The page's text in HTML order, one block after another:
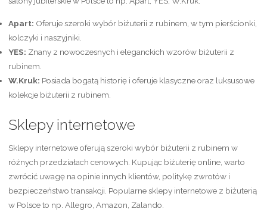
Apart: Oferuje szeroki wybór biżuterii z rubinem, w tym pierścionki,
kolczyki i naszyjniki.
YES: Znany z nowoczesnych i eleganckich wzorów biżuterii z
rubinem.
W.Kruk: Posiada bogatą historię i oferuje klasyczne oraz luksusowe
kolekcje biżuterii z rubinem.
Sklepy internetowe
Sklepy internetowe oferują szeroki wybór biżuterii z rubinem w
różnych przedziałach cenowych. Kupując biżuterię online, warto
zwrócić uwagę na opinie innych klientów, politykę zwrotów i
bezpieczeństwo transakcji. Popularne sklepy internetowe z biżuterią
w Polsce to np. Allegro, Amazon, Zalando.